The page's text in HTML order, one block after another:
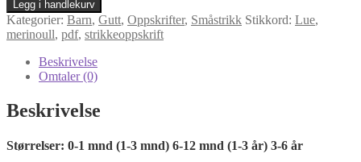
Legg i handlekurv
Kategorier: Barn, Gutt, Oppskrifter, Småstrikk Stikkord: Lue,
merinoull, pdf, strikkeoppskrift
Beskrivelse
Omtaler (0)
Beskrivelse
Størrelser: 0-1 mnd (1-3 mnd) 6-12 mnd (1-3 år) 3-6 år